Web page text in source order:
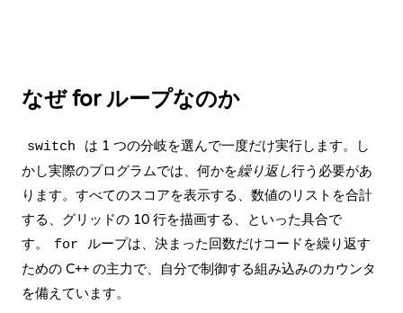
なぜ for ループなのか
switch
は 1 つの分岐を選んで一度だけ実行します。し
かし実際のプログラムでは、何かを繰り返し行う必要があ
ります。すべてのスコアを表示する、数値のリストを合計
する、グリッドの 10 行を描画する、といった具合で
す。
for
ループは、決まった回数だけコードを繰り返す
ための C++ の主力で、自分で制御する組み込みのカウンタ
を備えています。